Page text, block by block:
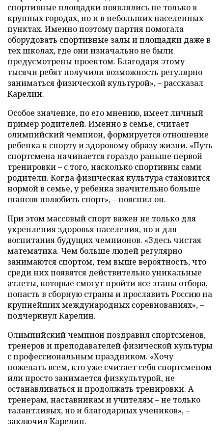
спортивные площадки появлялись не только в
крупных городах, но и в небольших населенных
пунктах. Именно поэтому партия помогала
оборудовать спортивные залы и площадки даже в
тех школах, где они изначально не были
предусмотрены проектом. Благодаря этому
тысячи ребят получили возможность регулярно
заниматься физической культурой», – рассказал
Карелин.
Особое значение, по его мнению, имеет личный
пример родителей. Именно в семье, считает
олимпийский чемпион, формируется отношение
ребенка к спорту и здоровому образу жизни. «Путь
спортсмена начинается гораздо раньше первой
тренировки – с того, насколько спортивны сами
родители. Когда физическая культура становится
нормой в семье, у ребенка значительно больше
шансов полюбить спорт», – пояснил он.
При этом массовый спорт важен не только для
укрепления здоровья населения, но и для
воспитания будущих чемпионов. «Здесь чистая
математика. Чем больше людей регулярно
занимаются спортом, тем выше вероятность, что
среди них появятся действительно уникальные
атлеты, которые смогут пройти все этапы отбора,
попасть в сборную страны и прославить Россию на
крупнейших международных соревнованиях», –
подчеркнул Карелин.
Олимпийский чемпион поздравил спортсменов,
тренеров и преподавателей физической культуры
с профессиональным праздником. «Хочу
пожелать всем, кто уже считает себя спортсменом
или просто занимается физкультурой, не
останавливаться и продолжать тренировки. А
тренерам, наставникам и учителям – не только
талантливых, но и благодарных учеников», –
заключил Карелин.